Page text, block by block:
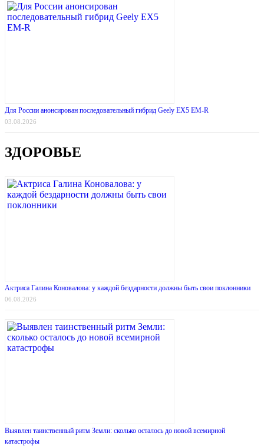
Для России анонсирован последовательный гибрид Geely EX5 EM-R
03.08.2026
ЗДОРОВЬЕ
Актриса Галина Коновалова: у каждой бездарности должны быть свои поклонники
06.08.2026
Выявлен таинственный ритм Земли: сколько осталось до новой всемирной
катастрофы